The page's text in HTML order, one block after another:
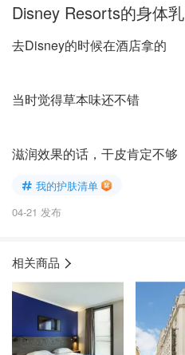
Disney Resorts的身体乳
去Disney的时候在酒店拿的
当时觉得草本味还不错
滋润效果的话，干皮肯定不够
我的护肤清单
04-21 发布
相关商品